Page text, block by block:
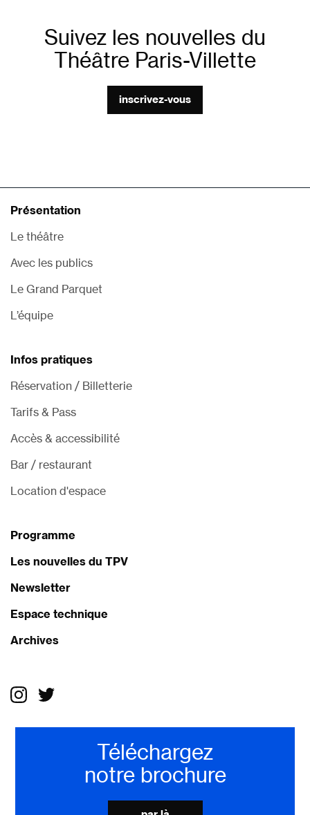
Suivez les nouvelles du
Théâtre Paris-Villette
inscrivez-vous
Présentation
Le théâtre
Avec les publics
Le Grand Parquet
L’équipe
Infos pratiques
Réservation / Billetterie
Tarifs & Pass
Accès & accessibilité
Bar / restaurant
Location d'espace
Programme
Les nouvelles du TPV
Newsletter
Espace technique
Archives
Téléchargez
notre brochure